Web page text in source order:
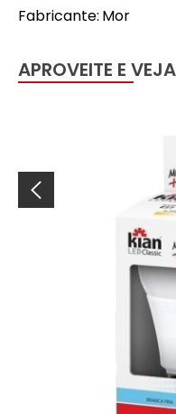
Fabricante: Mor
APROVEITE E